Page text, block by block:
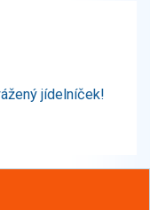
jídelníček!